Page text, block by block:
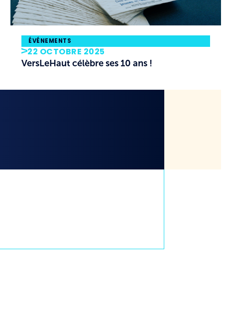
ÉVÉNEMENTS
22 OCTOBRE 2025
VersLeHaut célèbre ses 10 ans !